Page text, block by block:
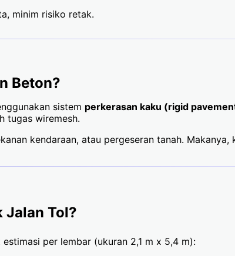
minim risiko retak.
Beton?
sistem perkerasan kaku (rigid
tugas wiremesh.
kendaraan, atau pergeseran tanah.
Jalan Tol?
per lembar (ukuran 2,1 m x 5,4 m):